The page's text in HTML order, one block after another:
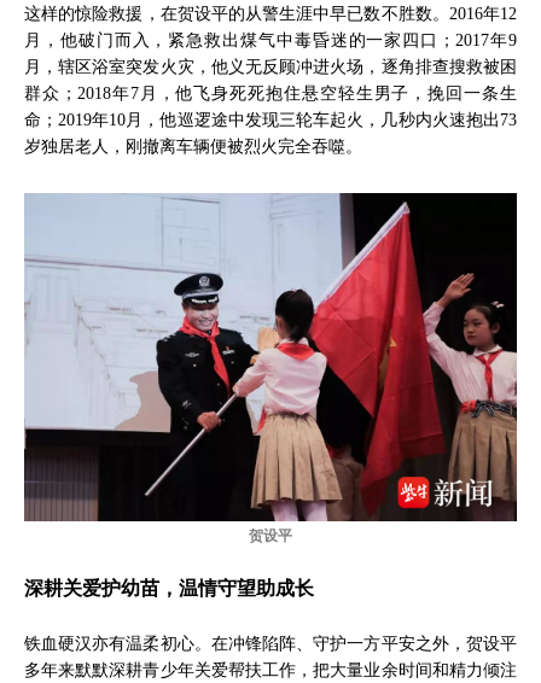
这样的惊险救援，在贺设平的从警生涯中早已数不胜数。2016年12
月，他破门而入，紧急救出煤气中毒昏迷的一家四口；2017年9
月，辖区浴室突发火灾，他义无反顾冲进火场，逐角排查搜救被困
群众；2018年7月，他飞身死死抱住悬空轻生男子，挽回一条生
命；2019年10月，他巡逻途中发现三轮车起火，几秒内火速抱出73
岁独居老人，刚撤离车辆便被烈火完全吞噬。
贺设平
深耕关爱护幼苗，温情守望助成长
铁血硬汉亦有温柔初心。在冲锋陷阵、守护一方平安之外，贺设平
多年来默默深耕青少年关爱帮扶工作，把大量业余时间和精力倾注